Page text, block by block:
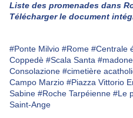
Liste des promenades dans
Télécharger le document
#Ponte Milvio #Rome #Centrale
Coppedè #Scala Santa
Consolazione #cimetière
Campo Marzio #Piazza Vittorio
Sabine #Roche Tarpéienne #Le
Saint-Ange